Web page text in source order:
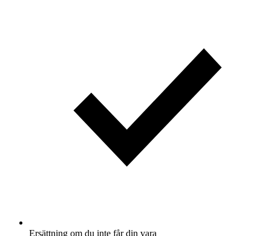
Ersättning om du inte får din vara